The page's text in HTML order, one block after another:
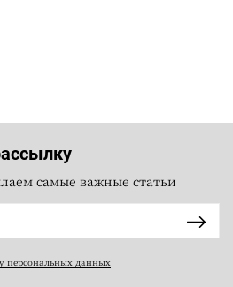
самые важные статьи
персональных данных